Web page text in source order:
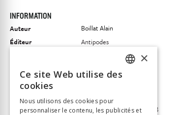
INFORMATION
Auteur
Boillat Alain
Éditeur
Antipodes
Nombre de pages
539
Parution
DOI
10.33056/ANTIPODES.46963
ITALIAN
×
Ce site Web utilise des
cookies
Nous utilisons des cookies pour
personnaliser le contenu, les publicités et